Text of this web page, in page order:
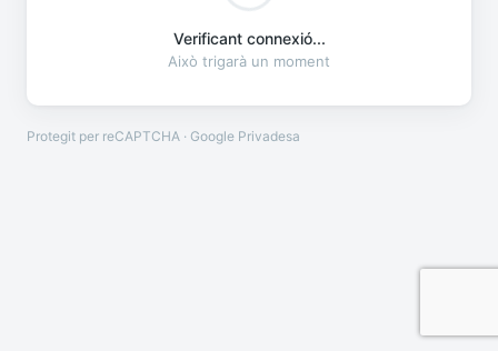
Verificant connexió...
Això trigarà un moment
Protegit per reCAPTCHA · Google Privadesa